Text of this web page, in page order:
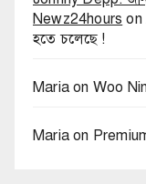
Newz24hours on
হতে চলেছে !
Maria on Woo
Maria on